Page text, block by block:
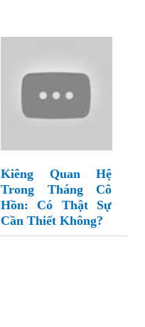
Kiêng Quan Hệ
Trong Tháng Cô
Hồn: Có Thật Sự
Cần Thiết Không?